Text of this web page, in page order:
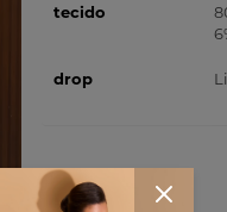
tecido
drop